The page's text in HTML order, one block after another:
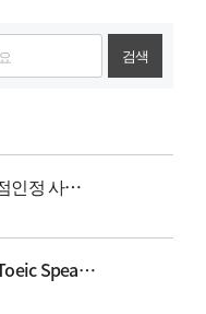
검색
2026-2학기 온라인 공개강좌 학점인정 사전 승인 신청 안내
국립부경대학교 재학생 TOEIC, Toeic Speaking, JPT 정기시험 특별 할인